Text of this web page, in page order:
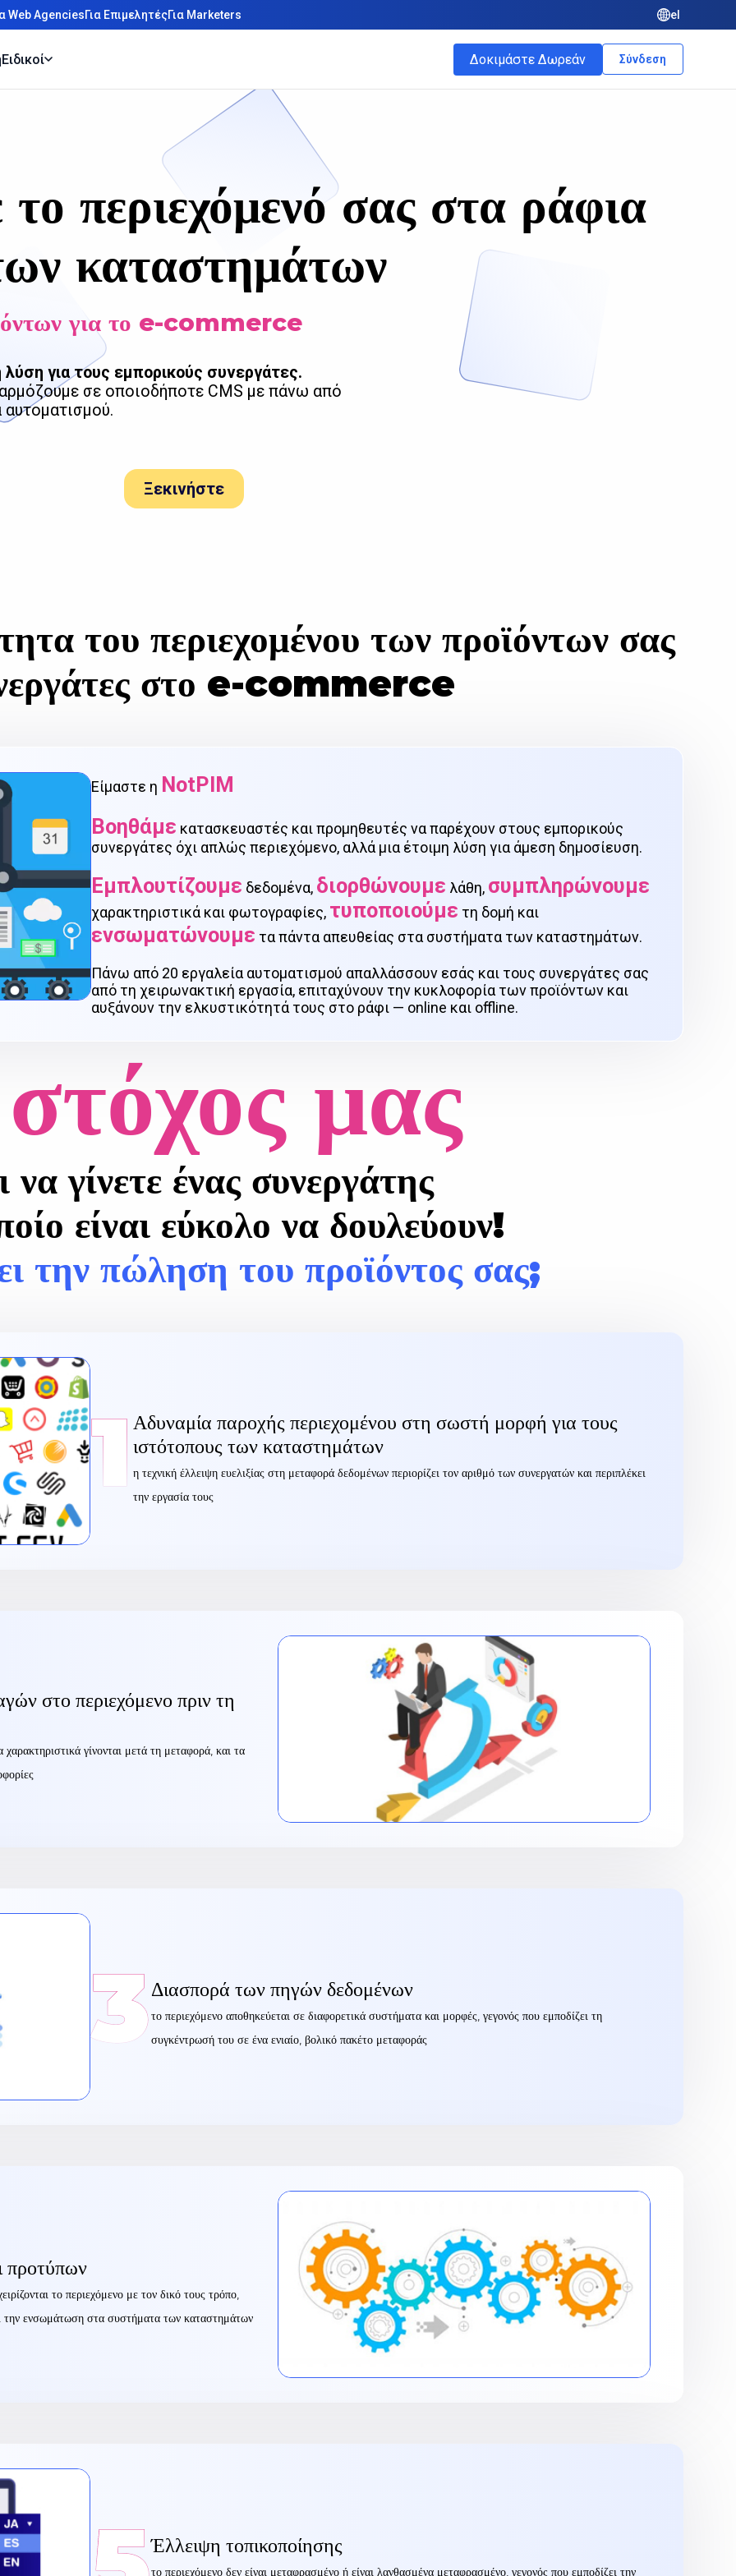
Web AgenciesΓια ΕπιμελητέςΓια Marketers el
Ειδικοί Δοκιμάστε Δωρεάν Σύνδεση
περιεχόμενό σας στα ράφια
καταστημάτων
για το e-commerce
λύση για τους εμπορικούς συνεργάτες.
σε οποιοδήποτε CMS με πάνω από
αυτοματισμού.
Ξεκινήστε
του περιεχομένου των προϊόντων σας
στο e-commerce
Είμαστε η NotPIM
Βοηθάμε κατασκευαστές και προμηθευτές να παρέχουν στους εμπορικούς
συνεργάτες όχι απλώς περιεχόμενο, αλλά μια έτοιμη λύση για άμεση δημοσίευση.
Εμπλουτίζουμε δεδομένα, διορθώνουμε λάθη, συμπληρώνουμε
χαρακτηριστικά και φωτογραφίες, τυποποιούμε τη δομή και
ενσωματώνουμε τα πάντα απευθείας στα συστήματα των καταστημάτων.
Πάνω από 20 εργαλεία αυτοματισμού απαλλάσσουν εσάς και τους συνεργάτες σας
από τη χειρωνακτική εργασία, επιταχύνουν την κυκλοφορία των προϊόντων και
αυξάνουν την ελκυστικότητά τους στο ράφι — online και offline.
μας
να γίνετε ένας συνεργάτης
είναι εύκολο να δουλεύουν!
την πώληση του προϊόντος σας;
1 Αδυναμία παροχής περιεχομένου στη σωστή μορφή για τους
ιστότοπους των καταστημάτων
η τεχνική έλλειψη ευελιξίας στη μεταφορά δεδομένων περιορίζει τον αριθμό των συνεργατών και περιπλέκει
την εργασία τους
στο περιεχόμενο πριν τη
γίνονται μετά τη μεταφορά, και τα
3Διασπορά των πηγών δεδομένων
το περιεχόμενο αποθηκεύεται σε διαφορετικά συστήματα και μορφές, γεγονός που εμποδίζει τη
συγκέντρωσή του σε ένα ενιαίο, βολικό πακέτο μεταφοράς
προτύπων
το περιεχόμενο με τον δικό τους τρόπο,
την ενσωμάτωση στα συστήματα των καταστημάτων
Έλλειψη τοπικοποίησης
το περιεχόμενο δεν είναι μεταφρασμένο ή είναι λανθασμένα μεταφρασμένο, γεγονός που εμποδίζει την